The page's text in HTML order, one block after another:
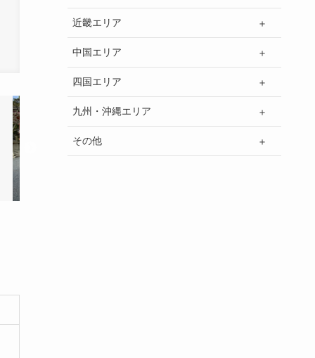
近畿エリア
中国エリア
四国エリア
九州・沖縄エリア
その他